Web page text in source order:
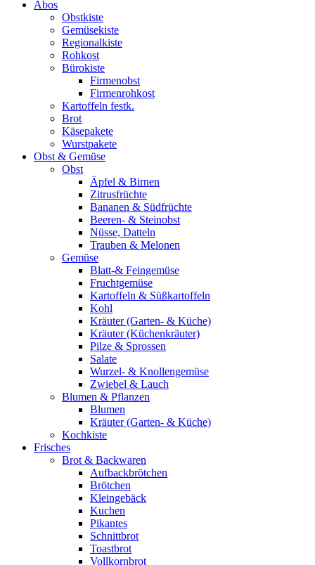
Abos
Obstkiste
Gemüsekiste
Regionalkiste
Rohkost
Bürokiste
Firmenobst
Firmenrohkost
Kartoffeln festk.
Brot
Käsepakete
Wurstpakete
Obst & Gemüse
Obst
Äpfel & Birnen
Zitrusfrüchte
Bananen & Südfrüchte
Beeren- & Steinobst
Nüsse, Datteln
Trauben & Melonen
Gemüse
Blatt-& Feingemüse
Fruchtgemüse
Kartoffeln & Süßkartoffeln
Kohl
Kräuter (Garten- & Küche)
Kräuter (Küchenkräuter)
Pilze & Sprossen
Salate
Wurzel- & Knollengemüse
Zwiebel & Lauch
Blumen & Pflanzen
Blumen
Kräuter (Garten- & Küche)
Kochkiste
Frisches
Brot & Backwaren
Aufbackbrötchen
Brötchen
Kleingebäck
Kuchen
Pikantes
Schnittbrot
Toastbrot
Vollkornbrot